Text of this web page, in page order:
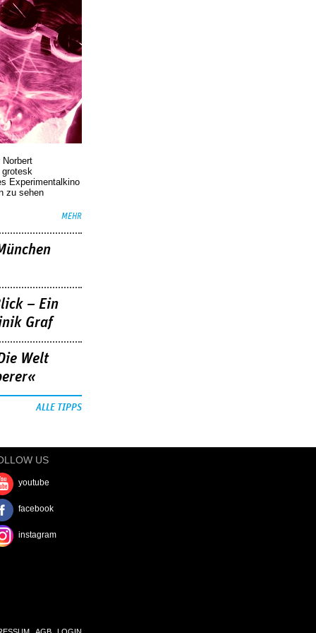
Experimentalkino
zu sehen
MEHR
– Ein
Graf
Welt
ALLE TIPPS
US
youtube
facebook
instagram